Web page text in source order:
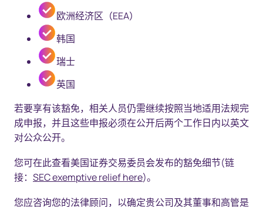
欧洲经济区（EEA）
韩国
瑞士
英国
若要享有该豁免，相关人员仍需继续按照当地适用法规完
成申报，并且这些申报必须在公开后两个工作日内以英文
对公众公开。
您可在此查看美国证券交易委员会发布的豁免细节(链
接： SEC exemptive relief here)。
您应咨询您的法律顾问，以确定贵公司及其董事和高管是